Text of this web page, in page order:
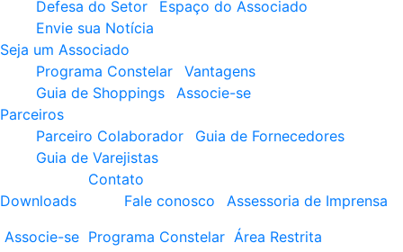
Defesa do Setor
Espaço do Associado
Envie sua Notícia
Seja um Associado
Programa Constelar
Vantagens
Guia de Shoppings
Associe-se
Parceiros
Parceiro Colaborador
Guia de Fornecedores
Guia de Varejistas
Downloads
Contato
Fale conosco
Assessoria de Imprensa
Associe-se Programa Constelar Área Restrita